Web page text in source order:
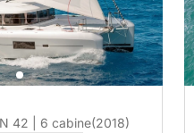
42 | 6 cabine(2018)